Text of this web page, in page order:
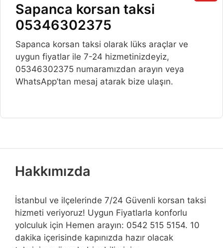
Sapanca korsan taksi
05346302375
Sapanca korsan taksi olarak lüks araçlar ve
uygun fiyatlar ile 7-24 hizmetinizdeyiz,
05346302375 numaramızdan arayın veya
WhatsApp’tan mesaj atarak bize ulaşın.
Hakkımızda
İstanbul ve ilçelerinde 7/24 Güvenli korsan taksi
hizmeti veriyoruz! Uygun Fiyatlarla konforlu
yolculuk için Hemen arayın: 0542 515 5154. 10
dakika içerisinde kapınızda hazır olacak